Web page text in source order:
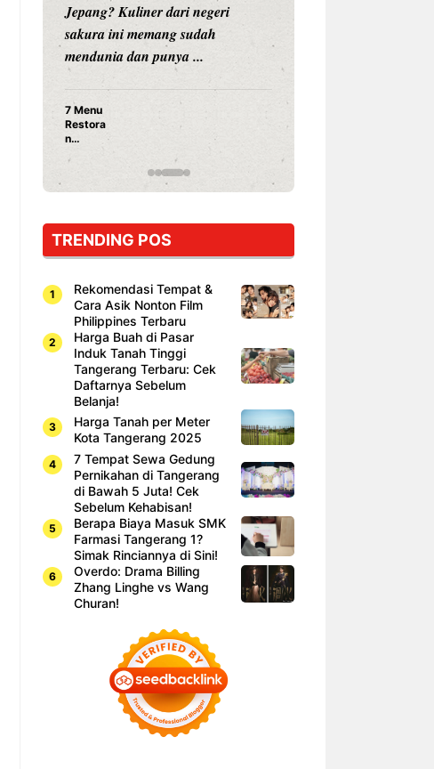
Jepang? Kuliner dari negeri
sakura ini memang sudah
mendunia dan punya ...
7 Menu
Restora
n
yang
Dicoba,
Cuma
Sushi!
TRENDING POS
Rekomendasi Tempat &
Cara Asik Nonton Film
Philippines Terbaru
Harga Buah di Pasar
Induk Tanah Tinggi
Tangerang Terbaru: Cek
Daftarnya Sebelum
Belanja!
Harga Tanah per Meter
Kota Tangerang 2025
7 Tempat Sewa Gedung
Pernikahan di Tangerang
di Bawah 5 Juta! Cek
Sebelum Kehabisan!
Berapa Biaya Masuk SMK
Farmasi Tangerang 1?
Simak Rinciannya di Sini!
Overdo: Drama Billing
Zhang Linghe vs Wang
Churan!